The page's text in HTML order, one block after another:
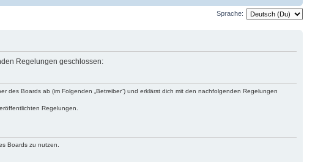
Sprache:
Regelungen geschlossen:
des Boards ab (im Folgenden „Betreiber“) und erklärst dich mit den nachfolgenden Regelungen
Regelungen.
Boards zu nutzen.